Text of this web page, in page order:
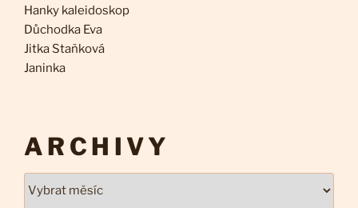
Hanky kaleidoskop
Důchodka Eva
Jitka Staňková
Janinka
ARCHIVY